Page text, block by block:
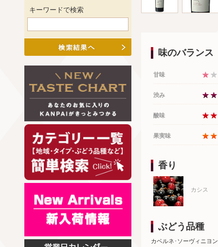
味のバランス
甘味
渋み
酸味
果実味
香り
カシス
ぶどう品種
カベルネ･ソーヴィニヨン
キーワードで検索